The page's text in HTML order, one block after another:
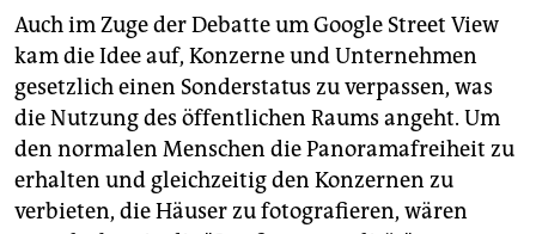
Auch im Zuge der Debatte um Google Street View
kam die Idee auf, Konzerne und Unternehmen
gesetzlich einen Sonderstatus zu verpassen, was
die Nutzung des öffentlichen Raums angeht. Um
den normalen Menschen die Panoramafreiheit zu
erhalten und gleichzeitig den Konzernen zu
verbieten, die Häuser zu fotografieren, wären